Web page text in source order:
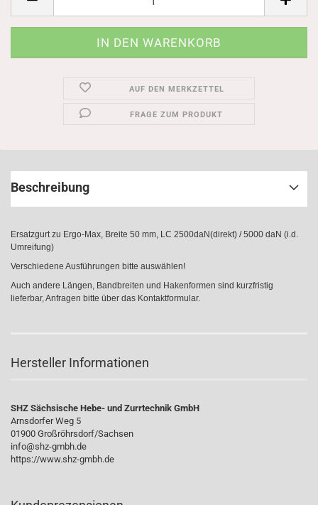
AUF DEN MERKZETTEL
FRAGE ZUM PRODUKT
Beschreibung
Ersatzgurt zu Ergo-Max, Breite 50 mm, LC 2500daN(direkt) / 5000 daN (i.d.
Umreifung)
Verschiedene Ausführungen bitte auswählen!
Auch andere Längen, Bandbreiten und Hakenformen sind kurzfristig
lieferbar, Anfragen bitte über das Kontaktformular.
Hersteller Informationen
SHZ Sächsische Hebe- und Zurrtechnik GmbH
Arnsdorfer Weg 5
01900 Großröhrsdorf/Sachsen
info@shz-gmbh.de
https://www.shz-gmbh.de